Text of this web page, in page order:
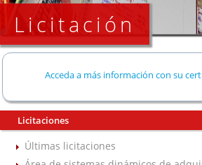
Licitación
Acceda a más información con su
Licitaciones
Últimas licitaciones